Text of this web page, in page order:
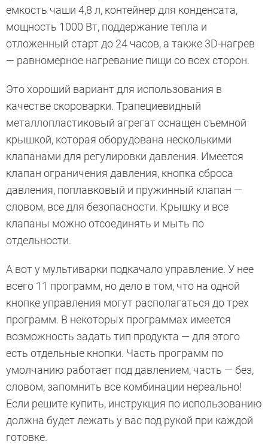
емкость чаши 4,8 л, контейнер для конденсата,
мощность 1000 Вт, поддержание тепла и
отложенный старт до 24 часов, а также 3D-нагрев
— равномерное нагревание пищи со всех сторон.
Это хороший вариант для использования в
качестве скороварки. Трапециевидный
металлопластиковый агрегат оснащен съемной
крышкой, которая оборудована несколькими
клапанами для регулировки давления. Имеется
клапан ограничения давления, кнопка сброса
давления, поплавковый и пружинный клапан —
словом, все для безопасности. Крышку и все
клапаны можно отсоединять и мыть по
отдельности.
А вот у мультиварки подкачало управление. У нее
всего 11 программ, но дело в том, что на одной
кнопке управления могут располагаться до трех
программ. В некоторых программах имеется
возможность задать тип продукта — для этого
есть отдельные кнопки. Часть программ по
умолчанию работает под давлением, часть — без,
словом, запомнить все комбинации нереально!
Если решите купить, инструкция по использованию
должна будет лежать у вас под рукой при каждой
готовке.